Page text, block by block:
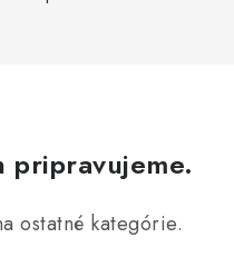
pripravujeme.
ostatné kategórie.